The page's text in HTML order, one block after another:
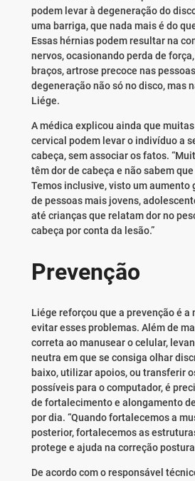
podem levar à degeneração do
uma barriga, que nada mais é do
Essas hérnias podem resultar na
nervos, ocasionando perda de
braços, artrose precoce nas
degeneração não só no disco, mas
Liége.
A médica explicou ainda que
cervical podem levar o indivíduo a
cabeça, sem associar os fatos.
têm dor de cabeça e não sabem
Temos inclusive, visto um aumento
de pessoas mais jovens,
até crianças que relatam dor no
cabeça por conta da lesão.”
Prevenção
Liége reforçou que a prevenção é a
evitar esses problemas. Além de
correta ao manusear o celular,
neutra em que se consiga olhar
baixo, utilizar apoios, ou transferir
possíveis para o computador, é
de fortalecimento e alongamento
por dia. “Quando fortalecemos a
posterior, fortalecemos as
protege e ajuda na correção
De acordo com o responsável